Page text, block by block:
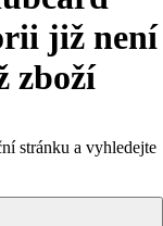
již není
zboží
stránku a vyhledejte